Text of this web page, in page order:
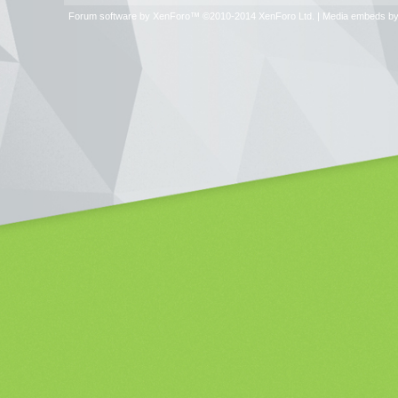
Forum software by XenForo™ ©2010-2014 XenForo Ltd. | Media embeds